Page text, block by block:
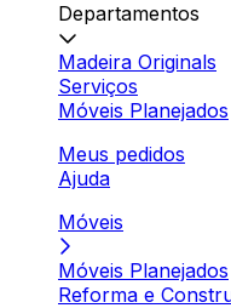
Departamentos
Madeira Originals
Serviços
Móveis Planejados
Meus pedidos
Ajuda
Móveis
Móveis Planejados
Reforma e